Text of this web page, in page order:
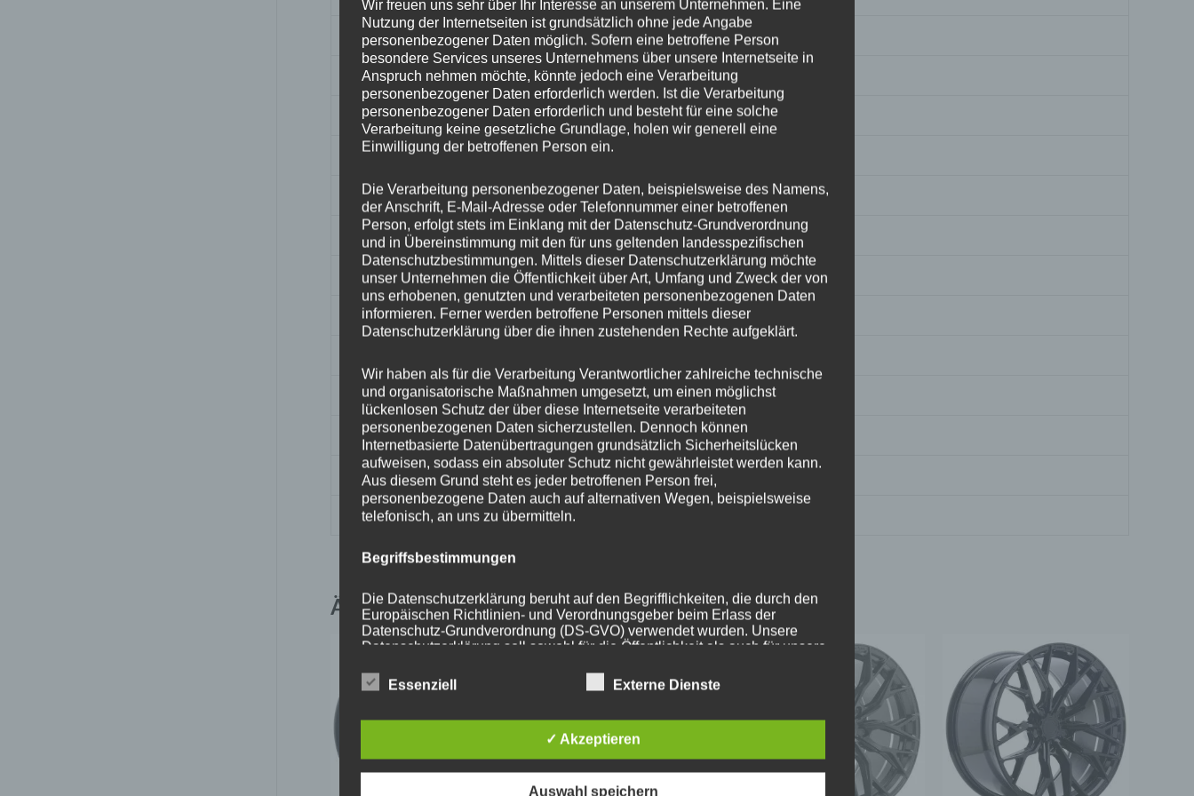
Breite 8.5
Design CVR8
Durchmesser 20
45
Fertigung Flow Forming
Hersteller CONCAVER WHEELS
Lochkreis 5×114.3
Hinweis
Mittellochbohrung 72,6 mm
Nabenbohrung 72.6
PCD 114.3 mm
Traglast 815
Ähnliche Produkte
Wir freuen uns sehr über Ihr Interesse an unserem Unternehmen. Eine
Nutzung der Internetseiten ist grundsätzlich ohne jede Angabe
personenbezogener Daten möglich. Sofern eine betroffene Person
besondere Services unseres Unternehmens über unsere Internetseite in
Anspruch nehmen möchte, könnte jedoch eine Verarbeitung
personenbezogener Daten erforderlich werden. Ist die Verarbeitung
personenbezogener Daten erforderlich und besteht für eine solche
Verarbeitung keine gesetzliche Grundlage, holen wir generell eine
Einwilligung der betroffenen Person ein.
Die Verarbeitung personenbezogener Daten, beispielsweise des Namens,
der Anschrift, E-Mail-Adresse oder Telefonnummer einer betroffenen
Person, erfolgt stets im Einklang mit der Datenschutz-Grundverordnung
und in Übereinstimmung mit den für uns geltenden landesspezifischen
Datenschutzbestimmungen. Mittels dieser Datenschutzerklärung möchte
unser Unternehmen die Öffentlichkeit über Art, Umfang und Zweck der von
uns erhobenen, genutzten und verarbeiteten personenbezogenen Daten
informieren. Ferner werden betroffene Personen mittels dieser
Datenschutzerklärung über die ihnen zustehenden Rechte aufgeklärt.
Wir haben als für die Verarbeitung Verantwortlicher zahlreiche technische
und organisatorische Maßnahmen umgesetzt, um einen möglichst
lückenlosen Schutz der über diese Internetseite verarbeiteten
personenbezogenen Daten sicherzustellen. Dennoch können
Internetbasierte Datenübertragungen grundsätzlich Sicherheitslücken
aufweisen, sodass ein absoluter Schutz nicht gewährleistet werden kann.
Aus diesem Grund steht es jeder betroffenen Person frei,
personenbezogene Daten auch auf alternativen Wegen, beispielsweise
telefonisch, an uns zu übermitteln.
Begriffsbestimmungen
Die Datenschutzerklärung beruht auf den Begrifflichkeiten, die durch den
Europäischen Richtlinien- und Verordnungsgeber beim Erlass der
Datenschutz-Grundverordnung (DS-GVO) verwendet wurden. Unsere
Datenschutzerklärung soll sowohl für die Öffentlichkeit als auch für unsere
dies zu gewährleisten, möchten wir vorab die verwendeten
Begrifflichkeiten erläutern.
Wir verwenden in dieser Datenschutzerklärung unter anderem die
Essenziell Externe Dienste
✓ Akzeptieren
Auswahl speichern